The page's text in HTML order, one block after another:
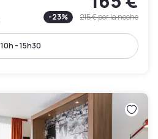
-23% 215 €por la noche
10h - 15h30